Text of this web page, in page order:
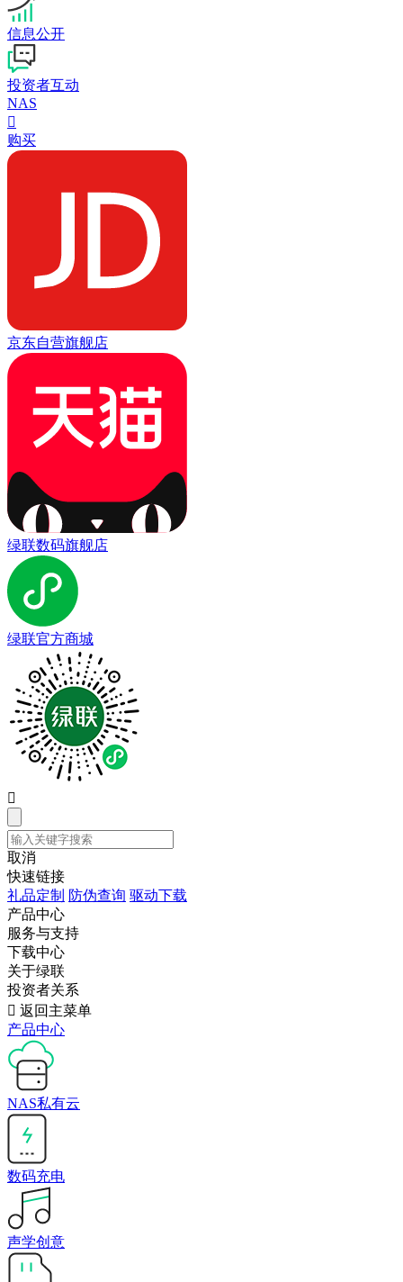
信息公开
投资者互动
NAS

购买
京东自营旗舰店
绿联数码旗舰店
绿联官方商城

取消
快速链接
礼品定制 防伪查询 驱动下载
产品中心
服务与支持
下载中心
关于绿联
投资者关系
 返回主菜单
产品中心
NAS私有云
数码充电
声学创意